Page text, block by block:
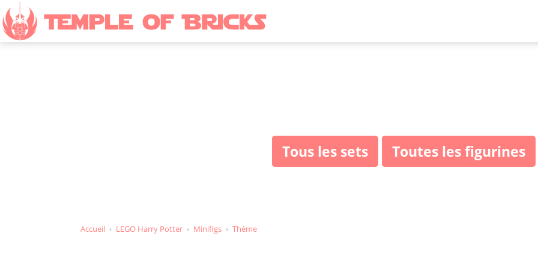
Tous les sets Toutes les figurines
Accueil › LEGO Harry Potter › Minifigs › Thème